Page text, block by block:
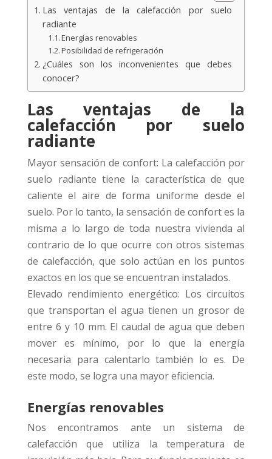
Las ventajas de la calefacción por suelo
radiante
Energías renovables
Posibilidad de refrigeración
¿Cuáles son los inconvenientes que debes
conocer?
Las ventajas de la
calefacción por suelo
radiante
Mayor sensación de confort: La calefacción por
suelo radiante tiene la característica de que
caliente el aire de forma uniforme desde el
suelo. Por lo tanto, la sensación de confort es la
misma a lo largo de toda nuestra vivienda al
contrario de lo que ocurre con otros sistemas
de calefacción, que solo actúan en los puntos
exactos en los que se encuentran instalados.
Elevado rendimiento energético: Los circuitos
que transportan el agua tienen un grosor de
entre 6 y 10 mm. El caudal de agua que deben
mover es mínimo, por lo que la energía
necesaria para calentarlo también lo es. De
este modo, se logra una mayor eficiencia.
Energías renovables
Nos encontramos ante un sistema de
calefacción que utiliza la temperatura de